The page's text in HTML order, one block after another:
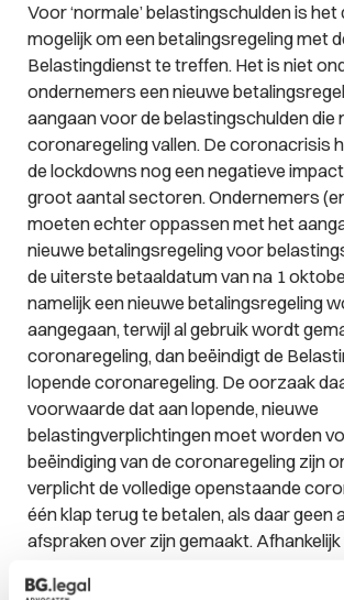
Voor ‘normale’ belastingschulden is
mogelijk om een betalingsregeling met
Belastingdienst te treffen. Het is niet
ondernemers een nieuwe
aangaan voor de belastingschulden die
coronaregeling vallen. De coronacrisis
de lockdowns nog een negatieve
groot aantal sectoren. Ondernemers
moeten echter oppassen met het
nieuwe betalingsregeling voor
de uiterste betaaldatum van na 1
namelijk een nieuwe betalingsregeling
aangegaan, terwijl al gebruik wordt
coronaregeling, dan beëindigt de
lopende coronaregeling. De oorzaak
voorwaarde dat aan lopende, nieuwe
belastingverplichtingen moet worden
beëindiging van de coronaregeling zijn
verplicht de volledige openstaande
één klap terug te betalen, als daar geen
afspraken over zijn gemaakt. Afhankelijk
enorme bedragen.